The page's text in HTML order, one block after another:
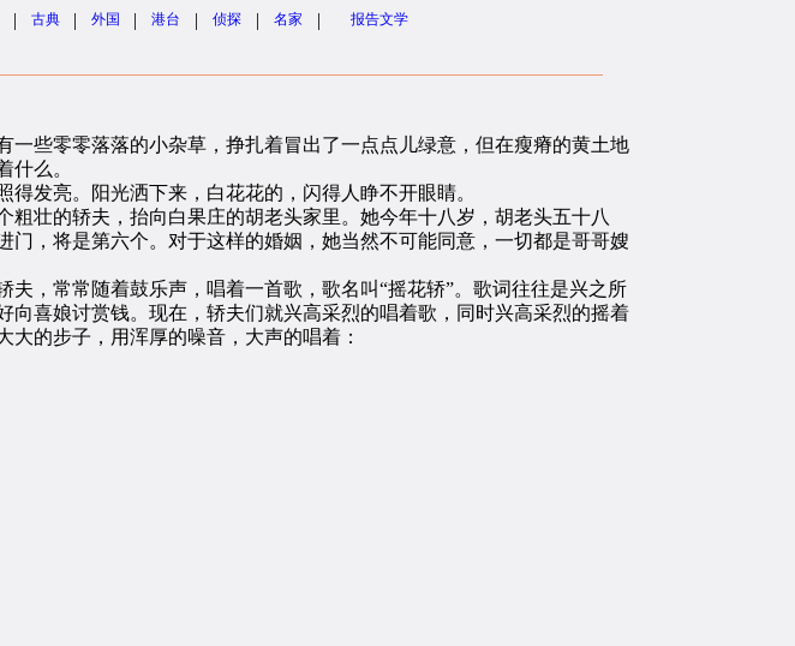
| 古典 | 外国 | 港台 | 侦探 | 名家 | 报告文学
些零零落落的小杂草，挣扎着冒出了一点点儿绿意，但在瘦瘠的黄土地
什么。
发亮。阳光洒下来，白花花的，闪得人睁不开眼睛。
壮的轿夫，抬向白果庄的胡老头家里。她今年十八岁，胡老头五十八
，将是第六个。对于这样的婚姻，她当然不可能同意，一切都是哥哥嫂
，常常随着鼓乐声，唱着一首歌，歌名叫“摇花轿”。歌词往往是兴之所
喜娘讨赏钱。现在，轿夫们就兴高采烈的唱着歌，同时兴高采烈的摇着
的步子，用浑厚的噪音，大声的唱着：